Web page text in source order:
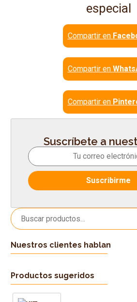
especial
Compartir en
Compartir en
Compartir en
Suscríbete a
Buscar
por:
Nuestros clientes hablan
Productos sugeridos